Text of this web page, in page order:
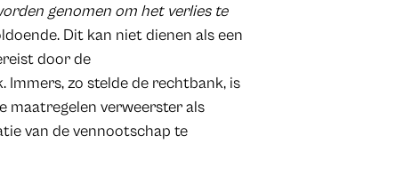
genomen om het verlies te
Dit kan niet dienen als een
door de
zo stelde de rechtbank, is
maatregelen verweerster als
van de vennootschap te